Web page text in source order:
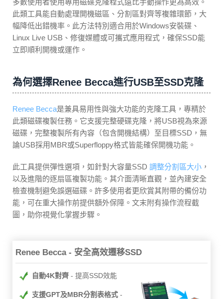
此類工具能自動處理開機磁區、分割區對齊等複雜環節，大
幅降低出錯機率。此方法特別適合用於Windows安裝碟、
Linux Live USB、修復媒體或可攜式應用程式，確保SSD能
立即順利開機或運作。
為何選擇Renee Becca進行USB至SSD克隆
Renee Becca是兼具易用性與強大功能的克隆工具，專精於
此類磁碟複製任務。它支援完整硬碟克隆，將USB視為來源
磁碟，完整複製所有內容（包含開機結構）至目標SSD，無
論USB採用MBR或Superfloppy格式皆能確保開機功能。
此工具提供彈性選項，如針對大容量SSD 調整分割區大小 ，
以及進階的逐扇區複製功能。其介面清晰直觀，並內建安全
檢查機制避免誤選磁碟。許多使用者更欣賞其附帶的備份功
能，可在重大操作前提供額外保障。文末附有操作流程截
圖，助你視覺化掌握步驟。
Renee Becca - 安全高效遷移SSD
自動4K對齊 提高SSD效能
支援GPT及MBR分割表格式